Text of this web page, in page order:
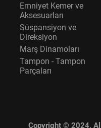
Emniyet Kemer ve
Aksesuarları
Süspansiyon ve
Direksiyon
Marş Dinamoları
Tampon - Tampon
Parçaları
Copyright © 2024,